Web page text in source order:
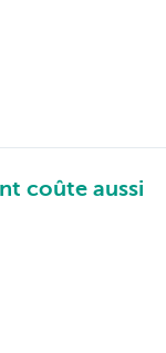
coûte aussi